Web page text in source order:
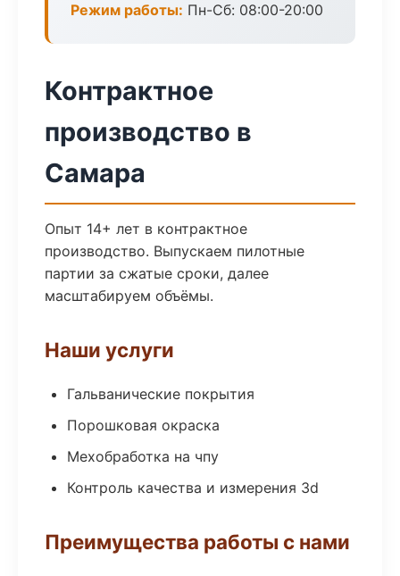
Режим работы: Пн-Сб: 08:00-20:00
Контрактное
производство в
Самара
Опыт 14+ лет в контрактное
производство. Выпускаем пилотные
партии за сжатые сроки, далее
масштабируем объёмы.
Наши услуги
Гальванические покрытия
Порошковая окраска
Мехобработка на чпу
Контроль качества и измерения 3d
Преимущества работы с нами